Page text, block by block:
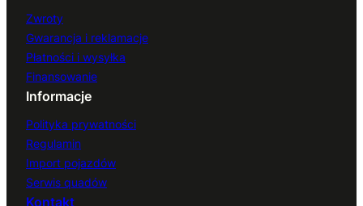
Zwroty
Gwarancja i reklamacje
Płatności i wysyłka
Finansowanie
Informacje
Polityka prywatności
Regulamin
Import pojazdów
Serwis quadów
Kontakt